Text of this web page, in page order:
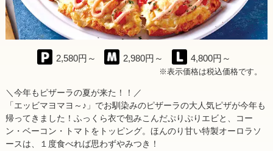
2,580円～ 2,980円～ 4,800円～
※表示価格は税込価格です。
＼今年もピザーラの夏が来た！！／
「エッビマヨマヨ～♪」でお馴染みのピザーラの大人気ピザが今年も
帰ってきました！ふっくら衣で包みこんだぷりぷりエビと、コー
ン・ベーコン・トマトをトッピング。ほんのり甘い特製オーロラソ
ースは、１度食べれば思わずやみつき！